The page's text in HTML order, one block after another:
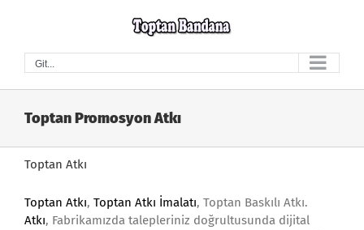
Git...
Toptan Promosyon Atkı
Toptan Atkı
Toptan Atkı, Toptan Atkı İmalatı, Toptan Baskılı Atkı.
Atkı, Fabrikamızda talepleriniz doğrultusunda dijital